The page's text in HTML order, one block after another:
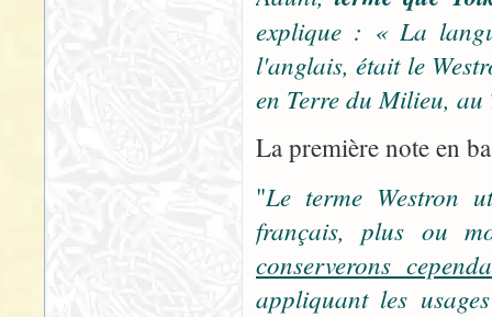
explique : « La
l'anglais, était le
en Terre du Milieu,
La première note en
"Le terme Westron
français, plus ou
conserverons
appliquant les